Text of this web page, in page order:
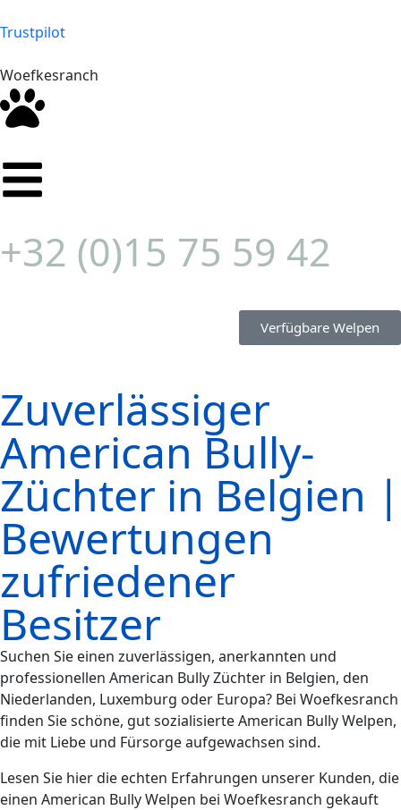
Trustpilot
Woefkesranch
+32 (0)15 75 59 42
Verfügbare Welpen
Zuverlässiger
American Bully-
Züchter in Belgien |
Bewertungen
zufriedener
Besitzer
Suchen Sie einen zuverlässigen, anerkannten und
professionellen American Bully Züchter in Belgien, den
Niederlanden, Luxemburg oder Europa? Bei Woefkesranch
finden Sie schöne, gut sozialisierte American Bully Welpen,
die mit Liebe und Fürsorge aufgewachsen sind.
Lesen Sie hier die echten Erfahrungen unserer Kunden, die
einen American Bully Welpen bei Woefkesranch gekauft